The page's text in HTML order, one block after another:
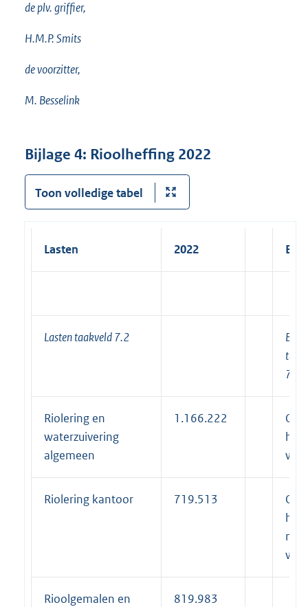
de plv. griffier,
H.M.P. Smits
de voorzitter,
M. Besselink
Bijlage 4: Rioolheffing 2022
Toon volledige tabel
Lasten 2022
Lasten taakveld 7.2
7.2
Riolering en
waterzuivering
algemeen
1.166.222
Riolering kantoor 719.513
niet
Rioolgemalen en
819.983